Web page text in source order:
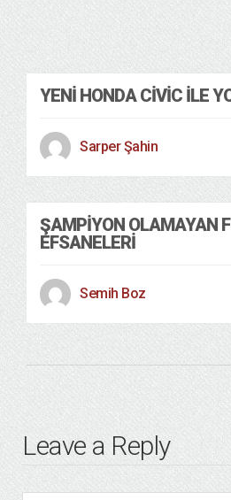
YENI HONDA CIVIC ILE
Sarper Şahin
ŞAMPIYON OLAMAYAN
EFSANELERI
Semih Boz
Leave a Reply